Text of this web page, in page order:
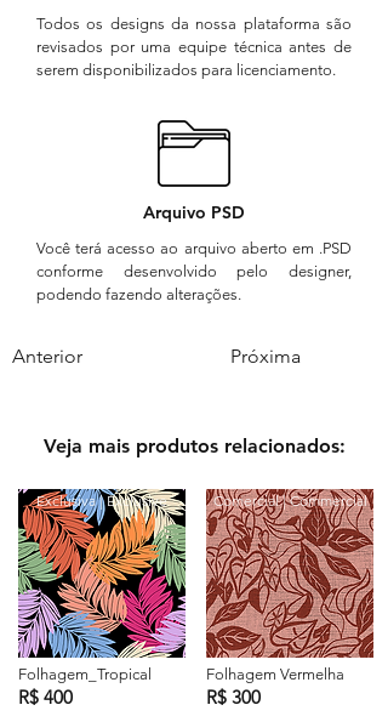
Todos os designs da nossa plataforma são
revisados por uma equipe técnica antes de
serem disponibilizados para licenciamento.
Arquivo PSD
Você terá acesso ao arquivo aberto em .PSD
conforme desenvolvido pelo designer,
podendo fazendo alterações.
Anterior Próxima
Veja mais produtos relacionados:
Exclusiva | Exclusive
Folhagem_Tropical
R$ 400
Comercial | Commercial
Folhagem Vermelha
R$ 300